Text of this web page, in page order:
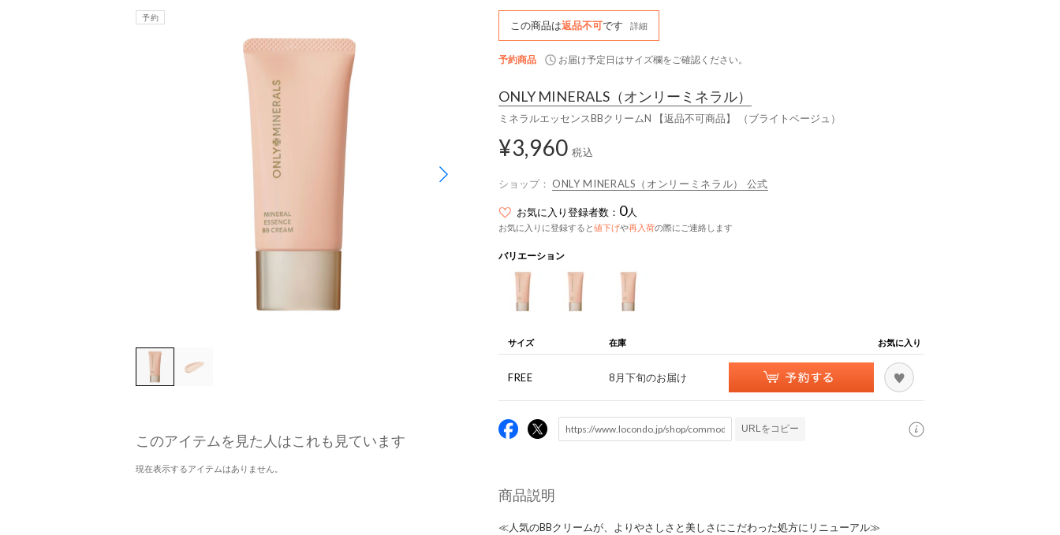
このアイテムを見た人はこれも見ています
現在表示するアイテムはありません。
この商品は返品不可です 詳細
予約商品 お届け予定日はサイズ欄をご確認ください。
ONLY MINERALS （オンリーミネラル）
ミネラルエッセンスBBクリームN 【返品不可商品】 （ブライトベージュ）
¥3,960 税込
ショップ： ONLY MINERALS（オンリーミネラル） 公式
お気に入り登録者数： 0人
お気に入りに登録すると値下げや再入荷の際にご連絡します
バリエーション
サイズ 在庫 お気に入り
FREE 8月下旬のお届け
URLをコピー
商品説明
≪人気のBBクリームが、よりやさしさと美しさにこだわった処方にリニューアル≫